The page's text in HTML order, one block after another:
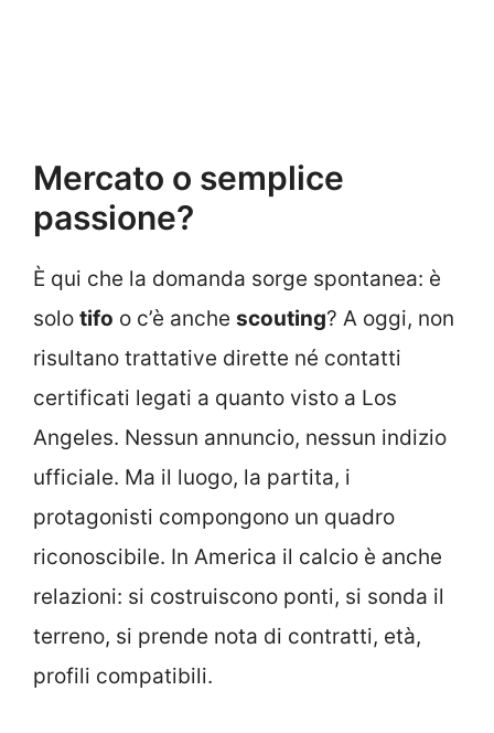
Mercato o semplice
passione?
È qui che la domanda sorge spontanea: è
solo tifo o c’è anche scouting? A oggi, non
risultano trattative dirette né contatti
certificati legati a quanto visto a Los
Angeles. Nessun annuncio, nessun indizio
ufficiale. Ma il luogo, la partita, i
protagonisti compongono un quadro
riconoscibile. In America il calcio è anche
relazioni: si costruiscono ponti, si sonda il
terreno, si prende nota di contratti, età,
profili compatibili.